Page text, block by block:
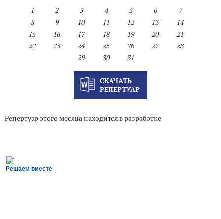
1
2 3 4 5 6
7
8
9 10 11 12 13
14
15
16 17 18 19 20
21
22
23 24 25 26 27
28
29
30 31
СКАЧАТЬ
РЕПЕРТУАР
Репертуар этого месяца находится в разработке
Решаем вместе